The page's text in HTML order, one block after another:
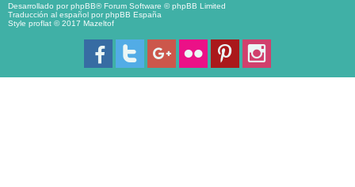
Desarrollado porphpBB® Forum Software © phpBB Limited
Traducción al español porphpBB España
Style proflat © 2017 Mazeltof